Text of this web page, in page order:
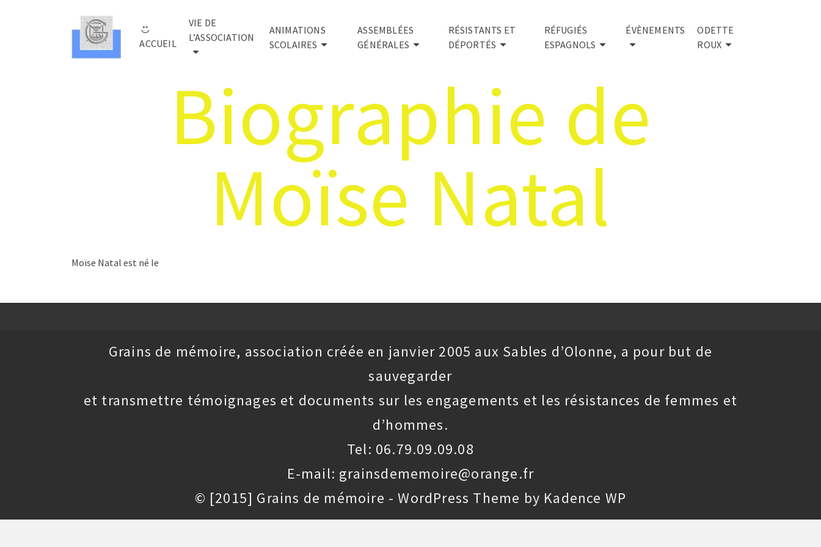
ACCUEIL
VIE DE
L’ASSOCIATION
ANIMATIONS
SCOLAIRES
ASSEMBLÉES
GÉNÉRALES
RÉSISTANTS ET
DÉPORTÉS
RÉFUGIÉS
ESPAGNOLS
ÉVÈNEMENTS
ODETTE
ROUX
Biographie de
Moïse Natal
Moïse Natal est né le
Grains de mémoire, association créée en janvier 2005 aux Sables d’Olonne, a pour but de
sauvegarder
et transmettre témoignages et documents sur les engagements et les résistances de femmes et
d’hommes.
Tel: 06.79.09.09.08
E-mail: grainsdememoire@orange.fr
© [2015] Grains de mémoire - WordPress Theme by Kadence WP